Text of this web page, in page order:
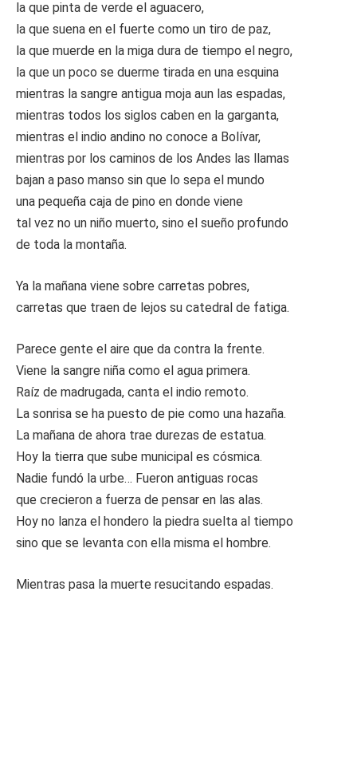
la que pinta de verde el aguacero,
la que suena en el fuerte como un tiro de paz,
la que muerde en la miga dura de tiempo el negro,
la que un poco se duerme tirada en una esquina
mientras la sangre antigua moja aun las espadas,
mientras todos los siglos caben en la garganta,
mientras el indio andino no conoce a Bolívar,
mientras por los caminos de los Andes las llamas
bajan a paso manso sin que lo sepa el mundo
una pequeña caja de pino en donde viene
tal vez no un niño muerto, sino el sueño profundo
de toda la montaña.
Ya la mañana viene sobre carretas pobres,
carretas que traen de lejos su catedral de fatiga.
Parece gente el aire que da contra la frente.
Viene la sangre niña como el agua primera.
Raíz de madrugada, canta el indio remoto.
La sonrisa se ha puesto de pie como una hazaña.
La mañana de ahora trae durezas de estatua.
Hoy la tierra que sube municipal es cósmica.
Nadie fundó la urbe… Fueron antiguas rocas
que crecieron a fuerza de pensar en las alas.
Hoy no lanza el hondero la piedra suelta al tiempo
sino que se levanta con ella misma el hombre.
Mientras pasa la muerte resucitando espadas.